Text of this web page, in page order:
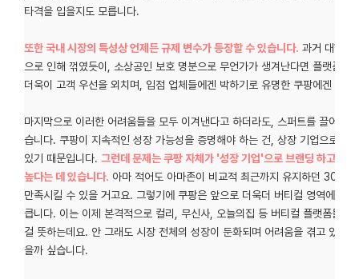
타격을 입을지도 모릅니다.
또한 국내 시장의 특성상 언제든 규제 변수가 등장할 수 있습니다. 과거 대형마
으로 인해 꺾였듯이, 소상공인 보호 명분으로 무언가가 생겨난다면 플랫폼
더욱이 고객 우선을 외치며, 입점 업체들에겐 박하기로 유명한 쿠팡에겐 더
마지막으로 이러한 어려움들을 모두 이겨낸다고 하더라도, 스퍼트를 끌어올
습니다. 쿠팡이 지속적인 성장 가능성을 증명해야 하는 건, 상장 기업으로써
있기 때문입니다. 그런데 문제는 쿠팡 자체가 '성장 기업'으로 브랜딩 하고 상
높다는 데 있습니다. 아마 적어도 아마존이 비교적 최근까지 유지하던 30%
만족시킬 수 있을 거고요. 그렇기에 쿠팡은 앞으로 더욱더 버티컬 영역에 투
큽니다. 이는 이제 본격적으로 컬리, 무신사, 오늘의집 등 버티컬 플랫폼들에
걸 뜻하는데요. 안 그래도 시장 전체의 성장이 둔화되며 어려움을 겪고 있는
을까 싶습니다.